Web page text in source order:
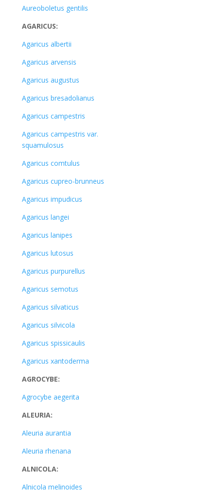
Aureoboletus gentilis
AGARICUS:
Agaricus albertii
Agaricus arvensis
Agaricus augustus
Agaricus bresadolianus
Agaricus campestris
Agaricus campestris var.
squamulosus
Agaricus comtulus
Agaricus cupreo-brunneus
Agaricus impudicus
Agaricus langei
Agaricus lanipes
Agaricus lutosus
Agaricus purpurellus
Agaricus semotus
Agaricus silvaticus
Agaricus silvicola
Agaricus spissicaulis
Agaricus xantoderma
AGROCYBE:
Agrocybe aegerita
ALEURIA:
Aleuria aurantia
Aleuria rhenana
ALNICOLA:
Alnicola melinoides